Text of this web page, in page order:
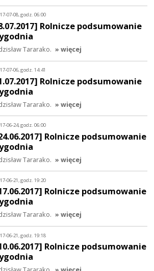
07-08, godz. 06:00
Rolnicze podsumowanie
Tararako. » więcej
07-06, godz. 14:41
Rolnicze podsumowanie
Tararako. » więcej
06-24, godz. 06:00
Rolnicze podsumowanie
Tararako. » więcej
06-21, godz. 19:20
Rolnicze podsumowanie
Tararako. » więcej
06-21, godz. 19:18
Rolnicze podsumowanie